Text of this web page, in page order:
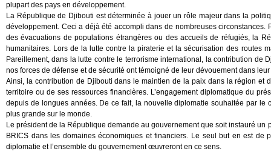
plupart des pays en développement.
La République de Djibouti est déterminée à jouer un rôle majeur dans la
développement. Ceci a déjà été accompli dans de nombreuses
des évacuations de populations étrangères ou des accueils de réfugiés, la
humanitaires. Lors de la lutte contre la piraterie et la sécurisation des routes
Pareillement, dans la lutte contre le terrorisme international, la contribution de
nos forces de défense et de sécurité ont témoigné de leur dévouement dans
Ainsi, la contribution de Djibouti dans le maintien de la paix dans la région et
territoire ou de ses ressources financières. L’engagement diplomatique du
depuis de longues années. De ce fait, la nouvelle diplomatie souhaitée par le
plus grande sur le monde.
Le président de la République demande au gouvernement que soit instauré
BRICS dans les domaines économiques et financiers. Le seul but en est
diplomatie et l’ensemble du gouvernement œuvreront en ce sens.